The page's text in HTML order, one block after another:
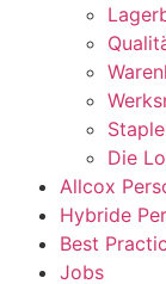
Die
Allcox
Hybride
Best
Jobs